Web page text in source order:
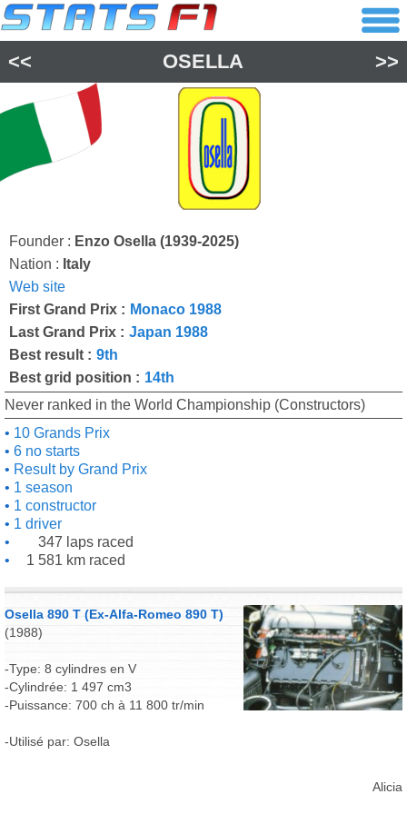
<< OSELLA >>
Founder : Enzo Osella (1939-2025)
Nation : Italy
Web site
First Grand Prix : Monaco 1988
Last Grand Prix : Japan 1988
Best result : 9th
Best grid position : 14th
Never ranked in the World Championship (Constructors)
10 Grands Prix
6 no starts
Result by Grand Prix
1 season
1 constructor
1 driver
347 laps raced
1 581 km raced
Osella 890 T (Ex-Alfa-Romeo 890 T)
(1988)
-Type: 8 cylindres en V
-Cylindrée: 1 497 cm3
-Puissance: 700 ch à 11 800 tr/min
-Utilisé par: Osella
Alicia